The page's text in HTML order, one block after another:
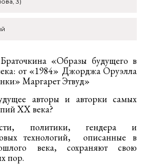
«Образы будущего в
от «1984» Джорджа Оруэлла
Маргарет Этвуд»
авторы и авторки самых
ХХ века?
политики, гендера и
технологий, описанные в
века, сохраняют свою
пор.